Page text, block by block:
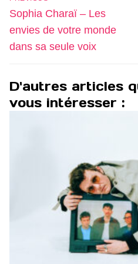
de
l’article
Previous
post:
Sophia Charaï – Les
envies de votre monde
dans sa seule voix
D'autres articles
vous intéresser :